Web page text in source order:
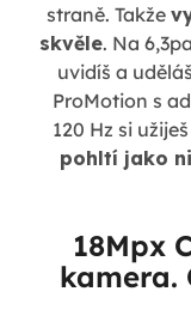
straně. Takže
skvěle. Na
uvidíš a
ProMotion s
120 Hz si užiješ
pohltí jako
18Mpx
kamera.